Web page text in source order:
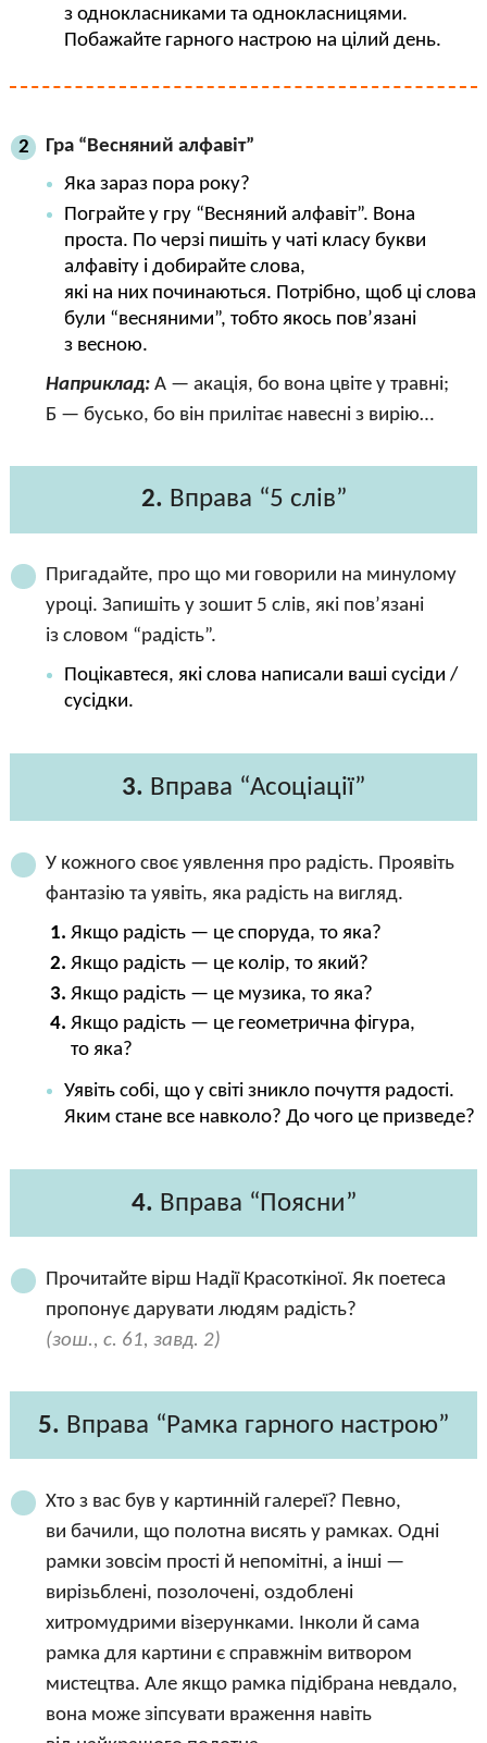
з однокласниками та однокласницями.
Побажайте гарного настрою на цілий день.
2
Гра “Весняний алфавіт”
Яка зараз пора року?
Пограйте у гру “Весняний алфавіт”. Вона
проста. По черзі пишіть у чаті класу букви
алфавіту і добирайте слова,
які на них починаються. Потрібно, щоб ці слова
були “весняними”, тобто якось пов’язані
з весною.
Наприклад: А — акація, бо вона цвіте у травні;
Б — бусько, бо він прилітає навесні з вирію…
2. Вправа “5 слів”
Пригадайте, про що ми говорили на минулому
уроці. Запишіть у зошит 5 слів, які пов’язані
із словом “радість”.
Поцікавтеся, які слова написали ваші сусіди /
сусідки.
3. Вправа “Асоціації”
У кожного своє уявлення про радість. Проявіть
фантазію та уявіть, яка радість на вигляд.
Якщо радість — це споруда, то яка?
Якщо радість — це колір, то який?
Якщо радість — це музика, то яка?
Якщо радість — це геометрична фігура,
то яка?
Уявіть собі, що у світі зникло почуття радості.
Яким стане все навколо? До чого це призведе?
4. Вправа “Поясни”
Прочитайте вірш Надії Красоткіної. Як поетеса
пропонує дарувати людям радість?
(зош., с. 61, завд. 2)
5. Вправа “Рамка гарного настрою”
Хто з вас був у картинній галереї? Певно,
ви бачили, що полотна висять у рамках. Одні
рамки зовсім прості й непомітні, а інші —
вирізьблені, позолочені, оздоблені
хитромудрими візерунками. Інколи й сама
рамка для картини є справжнім витвором
мистецтва. Але якщо рамка підібрана невдало,
вона може зіпсувати враження навіть